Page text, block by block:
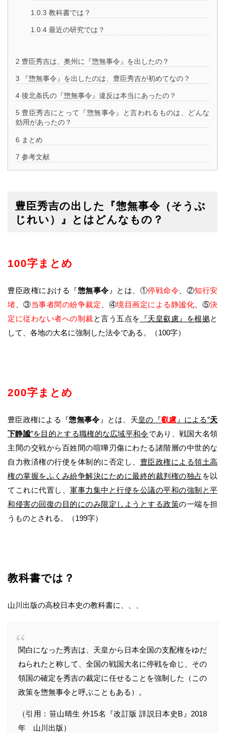
1.0.3 教科書では？
1.0.4 最近の研究では？
2 豊臣秀吉は、奥州に『惣無事令』を出したの？
3 『惣無事令』を出したのは、豊臣秀吉が初めてなの？
4 後北条氏の『惣無事令』違反は本当にあったの？
5 豊臣秀吉にとって『惣無事令』と言われるものは、どんな
効用があったの？
6 まとめ
7 参考文献
豊臣秀吉の出した『惣無事令（そうぶ
じれい）』とはどんなもの？
100字まとめ
豊臣政権における『惣無事令 』とは、①停戦命令 、②知行安
堵 、③当事者間の紛争裁定 、④境目画定による静謐化 、⑤決
定に従わない者への制裁と言う五点を 『天皇叡慮』を根拠と
して、各地の大名に強制した法令である。（100字）
200字まとめ
豊臣政権による『惣無事令 』とは、天皇の『叡慮 』による”天
下静謐”を目的とする職権的な広域平和令であり、戦国大名領
主間の交戦から百姓間の喧嘩刃傷にわたる諸階層の中世的な
自力救済権の行使を体制的に否定し、 豊臣政権による領土高
権の掌握をふくみ紛争解決にために最終的裁判権の独占 を以
てこれに代置し、 軍事力集中と行使を公議の平和の強制と平
和侵害の回復の目的にのみ限定しようとする政策の一端を担
うものとされる。（199字）
教科書では？
山川出版の高校日本史の教科書に、、、
関白になった秀吉は、天皇から日本全国の支配権をゆだ
ねられたと称して、全国の戦国大名に停戦を命じ、その
領国の確定を秀吉の裁定に任せることを強制した（この
政策を惣無事令と呼ぶこともある）。
（引用：笹山晴生 外15名『改訂版 詳説日本史B』2018
年 山川出版）